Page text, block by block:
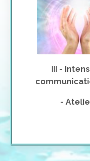
III -
-